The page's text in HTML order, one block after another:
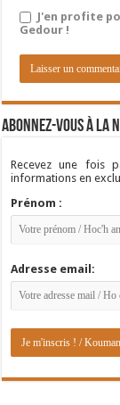
J'en profite
Gedour !
Abonnez-vous à la
Recevez une fois
informations en
Prénom :
Adresse email: